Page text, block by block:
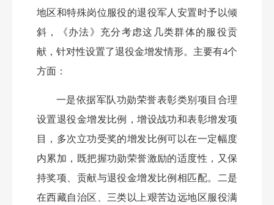
地区和特殊岗位服役的退役军人安置时予以倾
斜，《办法》充分考虑这几类群体的服役贡
献，针对性设置了退役金增发情形。主要有4个
方面：
一是依据军队功勋荣誉表彰类别项目合理
设置退役金增发比例，增设战功和表彰增发项
目，多次立功受奖的增发比例可以在一定幅度
内累加，既把握功勋荣誉激励的适度性，又保
持奖项、贡献与退役金增发比例相匹配。二是
在西藏自治区、三类以上艰苦边远地区服役满